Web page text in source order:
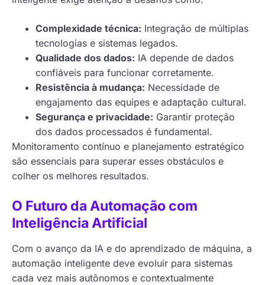
Complexidade técnica: Integração de múltiplas
tecnologias e sistemas legados.
Qualidade dos dados: IA depende de dados
confiáveis para funcionar corretamente.
Resistência à mudança: Necessidade de
engajamento das equipes e adaptação cultural.
Segurança e privacidade: Garantir proteção
dos dados processados é fundamental.
Monitoramento contínuo e planejamento estratégico
são essenciais para superar esses obstáculos e
colher os melhores resultados.
O Futuro da Automação com
Inteligência Artificial
Com o avanço da IA e do aprendizado de máquina, a
automação inteligente deve evoluir para sistemas
cada vez mais autônomos e contextualmente